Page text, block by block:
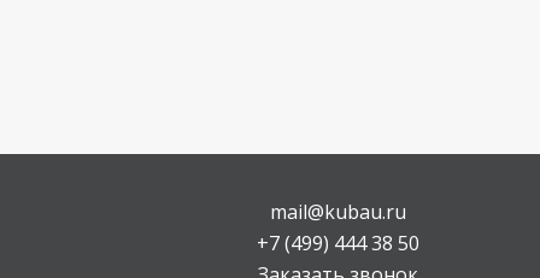
mail@kubau.ru
+7 (499) 444 38 50